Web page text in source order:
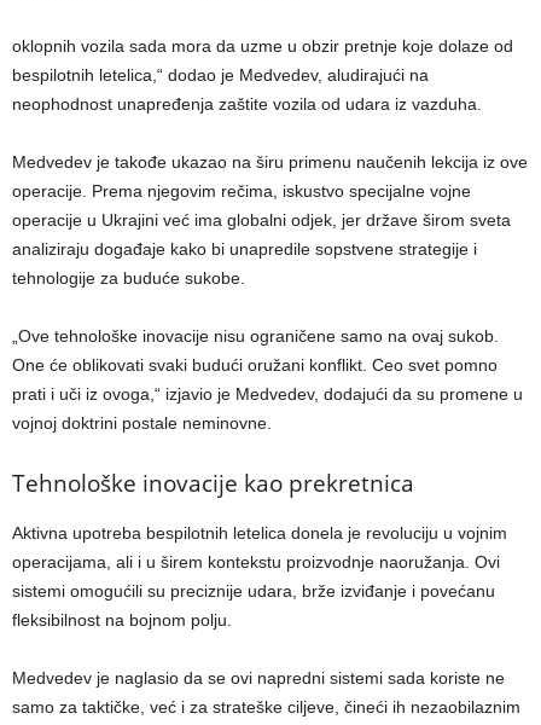
oklopnih vozila sada mora da uzme u obzir pretnje koje dolaze od
bespilotnih letelica,“ dodao je Medvedev, aludirajući na
neophodnost unapređenja zaštite vozila od udara iz vazduha.
Medvedev je takođe ukazao na širu primenu naučenih lekcija iz ove
operacije. Prema njegovim rečima, iskustvo specijalne vojne
operacije u Ukrajini već ima globalni odjek, jer države širom sveta
analiziraju događaje kako bi unapredile sopstvene strategije i
tehnologije za buduće sukobe.
„Ove tehnološke inovacije nisu ograničene samo na ovaj sukob.
One će oblikovati svaki budući oružani konflikt. Ceo svet pomno
prati i uči iz ovoga,“ izjavio je Medvedev, dodajući da su promene u
vojnoj doktrini postale neminovne.
Tehnološke inovacije kao prekretnica
Aktivna upotreba bespilotnih letelica donela je revoluciju u vojnim
operacijama, ali i u širem kontekstu proizvodnje naoružanja. Ovi
sistemi omogućili su preciznije udara, brže izviđanje i povećanu
fleksibilnost na bojnom polju.
Medvedev je naglasio da se ovi napredni sistemi sada koriste ne
samo za taktičke, već i za strateške ciljeve, čineći ih nezaobilaznim